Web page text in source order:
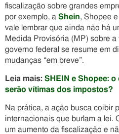
fiscalização sobre grandes
por exemplo, a Shein, Shopee
vale lembrar que ainda não há
Medida Provisória (MP) sobre
governo federal se resume em
mudanças “em breve”.
Leia mais: SHEIN e Shopee:
serão vítimas dos impostos?
Na prática, a ação busca coibir
internacionais que burlam a lei.
um aumento da fiscalização e